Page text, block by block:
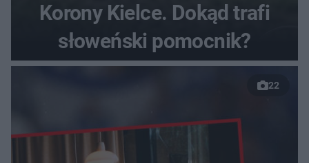
Korony Kielce. Dokąd trafi
słoweński pomocnik?
22